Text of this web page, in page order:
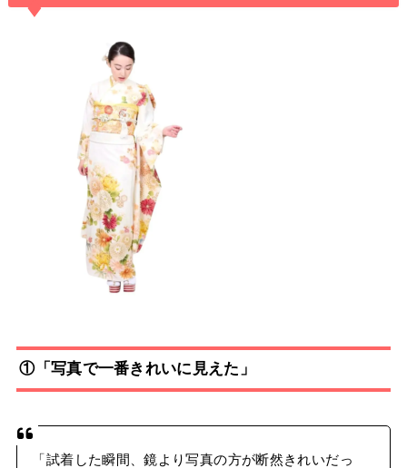
①「写真で一番きれいに見えた」
「試着した瞬間、鏡より写真の方が断然きれいだっ